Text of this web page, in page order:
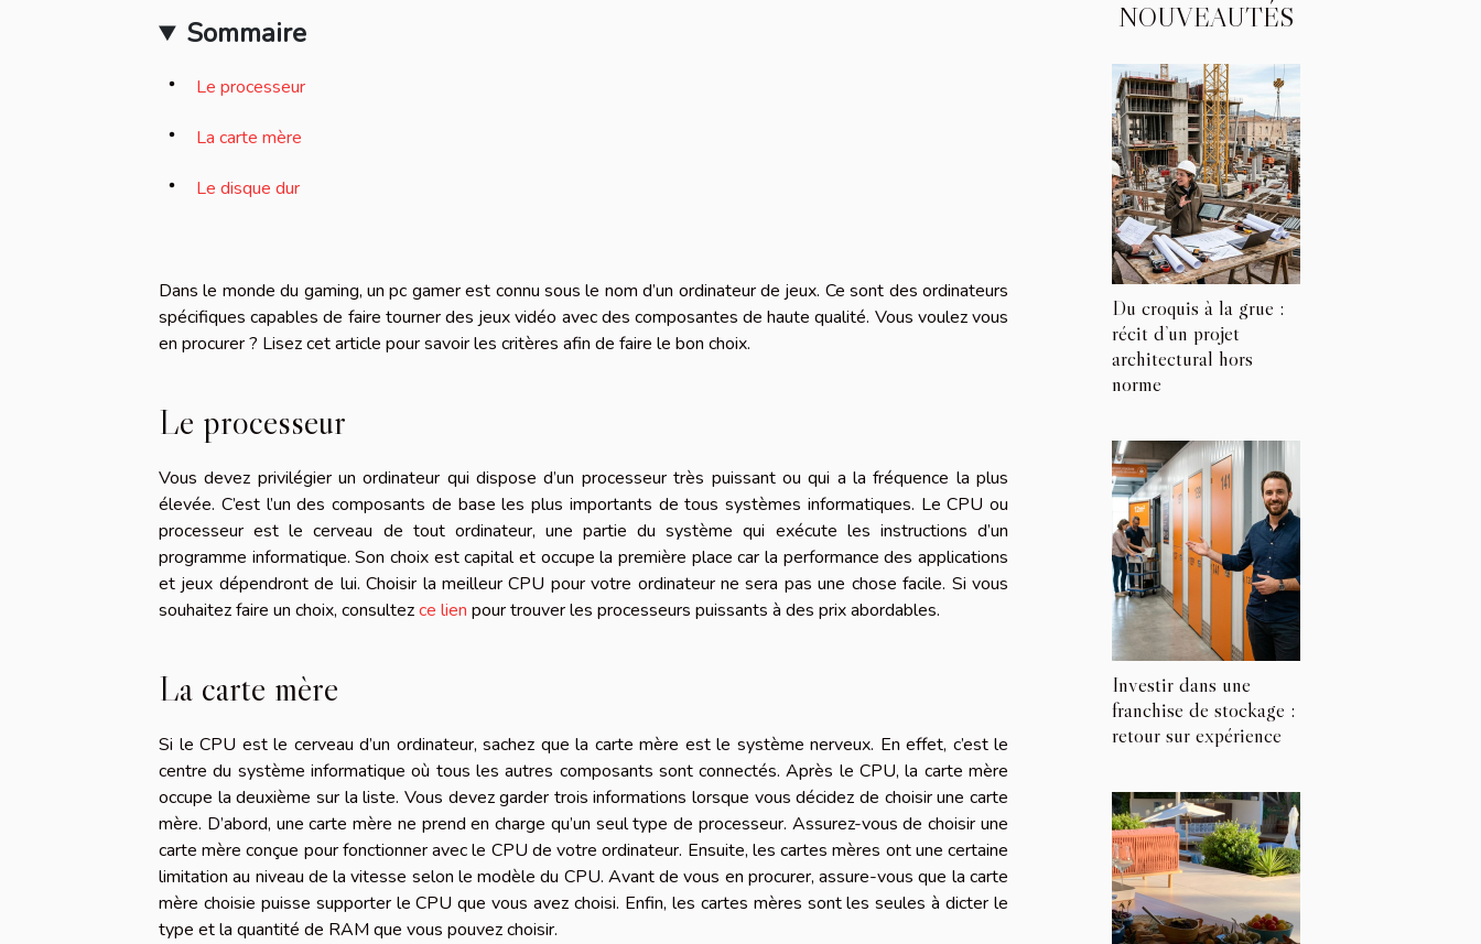
Sommaire
Le processeur
La carte mère
Le disque dur
Dans le monde du gaming, un pc gamer est connu sous le nom d’un ordinateur de jeux. Ce sont des ordinateurs
spécifiques capables de faire tourner des jeux vidéo avec des composantes de haute qualité. Vous voulez vous
en procurer ? Lisez cet article pour savoir les critères afin de faire le bon choix.
Le processeur
Vous devez privilégier un ordinateur qui dispose d’un processeur très puissant ou qui a la fréquence la plus
élevée. C’est l’un des composants de base les plus importants de tous systèmes informatiques. Le CPU ou
processeur est le cerveau de tout ordinateur, une partie du système qui exécute les instructions d’un
programme informatique. Son choix est capital et occupe la première place car la performance des applications
et jeux dépendront de lui. Choisir la meilleur CPU pour votre ordinateur ne sera pas une chose facile. Si vous
souhaitez faire un choix, consultezce lien pour trouver les processeurs puissants à des prix abordables.
La carte mère
Si le CPU est le cerveau d’un ordinateur, sachez que la carte mère est le système nerveux. En effet, c’est le
centre du système informatique où tous les autres composants sont connectés. Après le CPU, la carte mère
occupe la deuxième sur la liste. Vous devez garder trois informations lorsque vous décidez de choisir une carte
mère. D’abord, une carte mère ne prend en charge qu’un seul type de processeur. Assurez-vous de choisir une
carte mère conçue pour fonctionner avec le CPU de votre ordinateur. Ensuite, les cartes mères ont une certaine
limitation au niveau de la vitesse selon le modèle du CPU. Avant de vous en procurer, assure-vous que la carte
mère choisie puisse supporter le CPU que vous avez choisi. Enfin, les cartes mères sont les seules à dicter le
type et la quantité de RAM que vous pouvez choisir.
NOUVEAUTÉS
Du croquis à la grue :
récit d’un projet
architectural hors
norme
Investir dans une
franchise de stockage :
retour sur expérience